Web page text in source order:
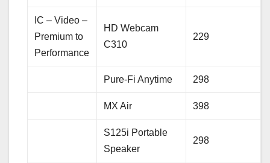
IC – Video –
Premium to
Performance
HD Webcam
C310
229
Pure-Fi Anytime 298
MX Air 398
S125i Portable
Speaker
298